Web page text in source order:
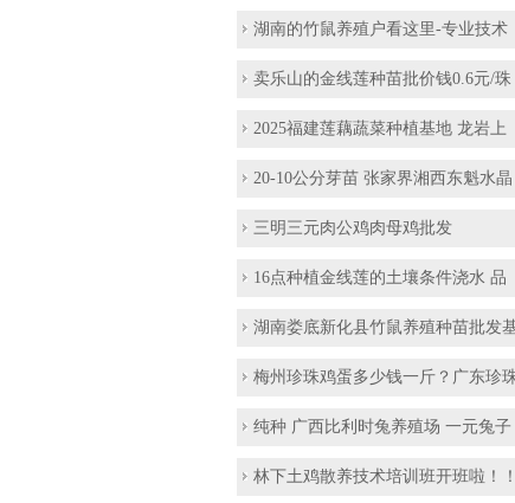
湖南的竹鼠养殖户看这里-专业技术
卖乐山的金线莲种苗批价钱0.6元/珠
2025福建莲藕蔬菜种植基地 龙岩上
20-10公分芽苗 张家界湘西东魁水晶
三明三元肉公鸡肉母鸡批发
16点种植金线莲的土壤条件浇水 品
湖南娄底新化县竹鼠养殖种苗批发
梅州珍珠鸡蛋多少钱一斤？广东珍
纯种 广西比利时兔养殖场 一元兔子
林下土鸡散养技术培训班开班啦！！